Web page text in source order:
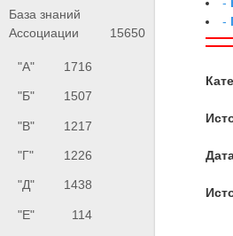
База знаний
Ассоциации
15650
"А" 1716
"Б" 1507
"В" 1217
"Г" 1226
"Д" 1438
"Е" 114
-